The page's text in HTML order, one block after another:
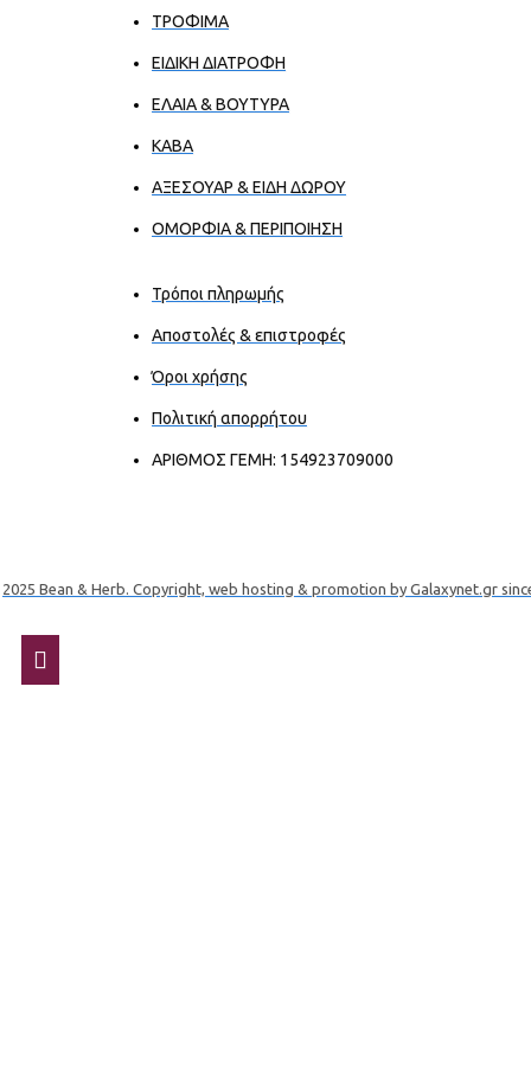
ΤΡΟΦΙΜΑ
ΕΙΔΙΚΗ ΔΙΑΤΡΟΦΗ
ΕΛΑΙΑ & ΒΟΥΤΥΡΑ
ΚΑΒΑ
ΑΞΕΣΟΥΑΡ & ΕΙΔΗ ΔΩΡΟΥ
ΟΜΟΡΦΙΑ & ΠΕΡΙΠΟΙΗΣΗ
Τρόποι πληρωμής
Αποστολές & επιστροφές
Όροι χρήσης
Πολιτική απορρήτου
ΑΡΙΘΜΟΣ ΓΕΜΗ: 154923709000
2025 Bean & Herb. Copyright, web hosting & promotion by Galaxynet.gr